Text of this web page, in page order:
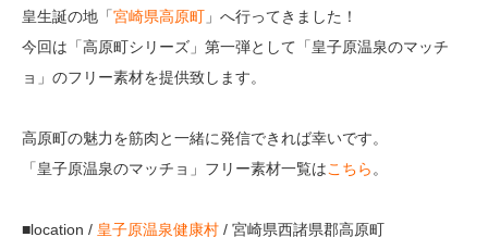
皇生誕の地「宮崎県高原町 」へ行ってきました！
今回は「高原町シリーズ」第一弾として「皇子原温泉のマッチ
ョ」のフリー素材を提供致します。
高原町の魅力を筋肉と一緒に発信できれば幸いです。
「皇子原温泉のマッチョ」フリー素材一覧はこちら 。
■location / 皇子原温泉健康村 / 宮崎県西諸県郡高原町